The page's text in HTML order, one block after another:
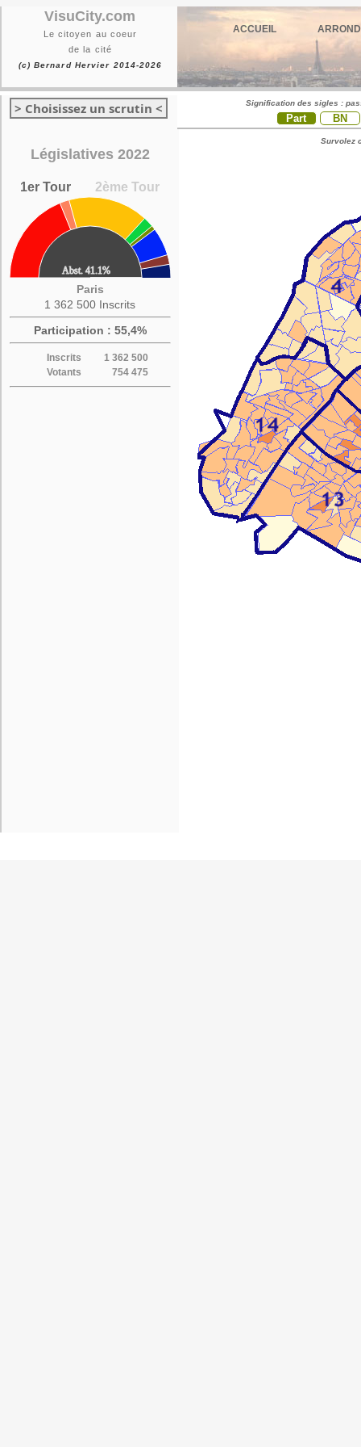
VisuCity.com
Le citoyen au coeur
de la cité
(c) Bernard Hervier 2014-2026
ACCUEIL
> Choisissez un scrutin <
Législatives 2022
1er Tour 2ème Tour
Paris
1 362 500 Inscrits
Participation : 55,4%
Inscrits
1 362 500
Votants
754 475
Signification des sigles :
Part BN
Survolez